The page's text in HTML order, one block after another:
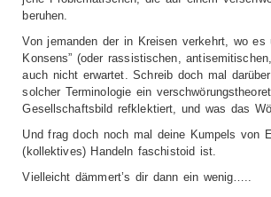
beruhen.
Von jemanden der in Kreisen verkehrt, wo es
Konsens” (oder rassistischen,
auch nicht erwartet. Schreib doch mal
solcher Terminologie ein
Gesellschaftsbild refklektiert, und was das
Und frag doch noch mal deine Kumpels von
(kollektives) Handeln faschistoid ist.
Vielleicht dämmert’s dir dann ein wenig…..